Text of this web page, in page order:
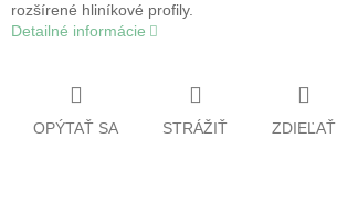
rozšírené hliníkové profily.
Detailné informácie
OPÝTAŤ SA STRÁŽIŤ ZDIEĽAŤ